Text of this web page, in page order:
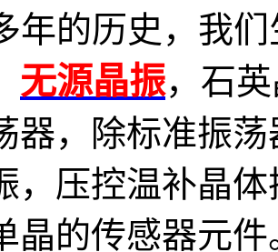
年的历史，我
无源晶振，石
，
除标准振
，压控温补晶
晶的传感器元